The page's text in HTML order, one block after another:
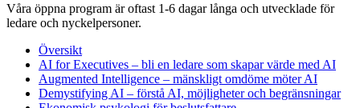
Våra öppna program är oftast 1-6 dagar långa och utvecklade för
ledare och nyckelpersoner.
Översikt
AI for Executives – bli en ledare som skapar värde med AI
Augmented Intelligence – mänskligt omdöme möter AI
Demystifying AI – förstå AI, möjligheter och begränsningar